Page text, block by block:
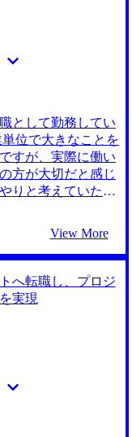
までの職務経験を
後に私の経験が活
たので、2回目の面
いても踏み込んで
分で本で読むだけ
た。 加えて私は待
を詳細に伝えてく
補助や退職金の有
ど、当初私が想定
ただけました。過
方だったので、欲
からスムーズに企
かすことなくすぐ
が全くなかったで
けすぎました。石
てしまい、反省し
イフバランスが充
ってベストなファ
の経験も役に立つ
、しっかりと働き
として勤務してい
位で大きなことを
すが、実際に働い
方が大切だと感じ
りと考えていたの
ティング業界かで
の方はほとんどが
化が少ないと感じ
であれば、様々な
社です。 Big4とア
ろ、現状の職歴や
はかなり低いと率
ル業界に入り昇進
View More
へ転職し、プロジ
実現